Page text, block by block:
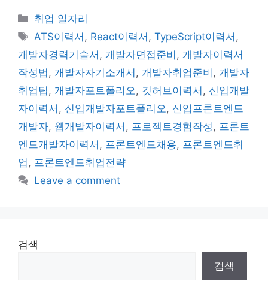
Categories
취업 일자리
Tags
ATS이력서 , React이력서 ,TypeScript이력서 ,
개발자경력기술서 , 개발자면접준비 , 개발자이력서
작성법, 개발자자기소개서 , 개발자취업준비 , 개발자
취업팁, 개발자포트폴리오, 깃허브이력서 , 신입개발
자이력서 , 신입개발자포트폴리오, 신입프론트엔드
개발자, 웹개발자이력서 , 프로젝트경험작성, 프론트
엔드개발자이력서 , 프론트엔드채용, 프론트엔드취
업, 프론트엔드취업전략
Leave a comment
검색
검색